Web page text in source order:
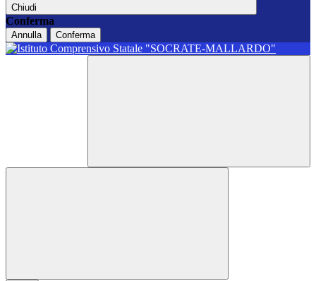
Chiudi
Conferma
Annulla Conferma